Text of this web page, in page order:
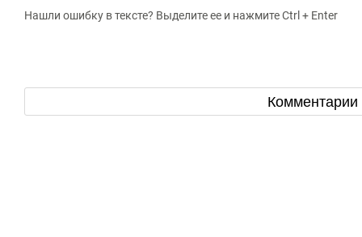
Нашли ошибку в тексте? Выделите ее и нажмите Ctrl + Enter
Комментарии